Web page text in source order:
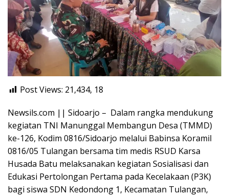
Post Views: 21,434, 18
Newsils.com || Sidoarjo – Dalam rangka mendukung
kegiatan TNI Manunggal Membangun Desa (TMMD)
ke-126, Kodim 0816/Sidoarjo melalui Babinsa Koramil
0816/05 Tulangan bersama tim medis RSUD Karsa
Husada Batu melaksanakan kegiatan Sosialisasi dan
Edukasi Pertolongan Pertama pada Kecelakaan (P3K)
bagi siswa SDN Kedondong 1, Kecamatan Tulangan,